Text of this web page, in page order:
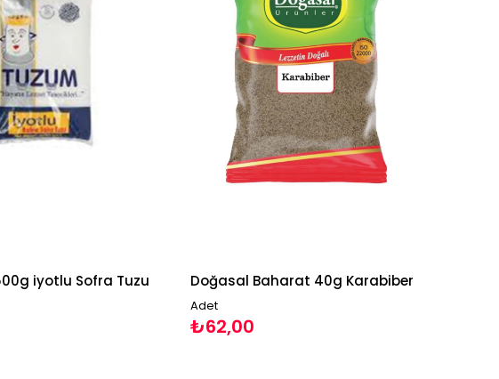
iyotlu Sofra Tuzu Doğasal Baharat 40g Karabiber
Adet
₺62,00